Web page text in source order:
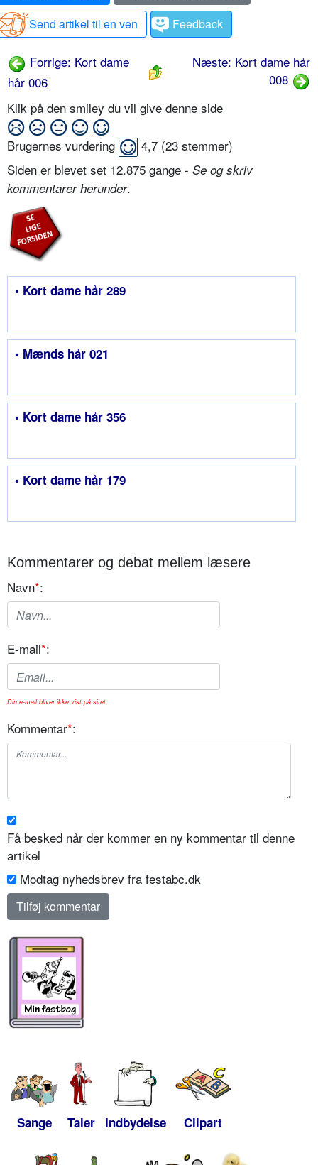
Send artikel til en ven
Feedback
Forrige: Kort dame
hår 006
Næste: Kort dame hår
008
Klik på den smiley du vil give denne side
Brugernes vurdering 4,7 (23 stemmer)
Siden er blevet set 12.875 gange - Se og skriv
kommentarer herunder.
• Kort dame hår 289
• Mænds hår 021
• Kort dame hår 356
• Kort dame hår 179
Kommentarer og debat mellem læsere
Navn*:
E-mail*:
Din e-mail bliver ikke vist på sitet.
Kommentar*:
Få besked når der kommer en ny kommentar til denne
artikel
Modtag nyhedsbrev fra festabc.dk
Sange Taler Indbydelse Clipart